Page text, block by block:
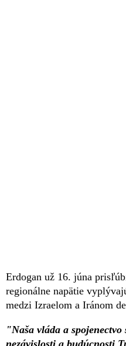
Erdogan už 16. júna
regionálne napätie
medzi Izraelom a Iránom
"Naša vláda a